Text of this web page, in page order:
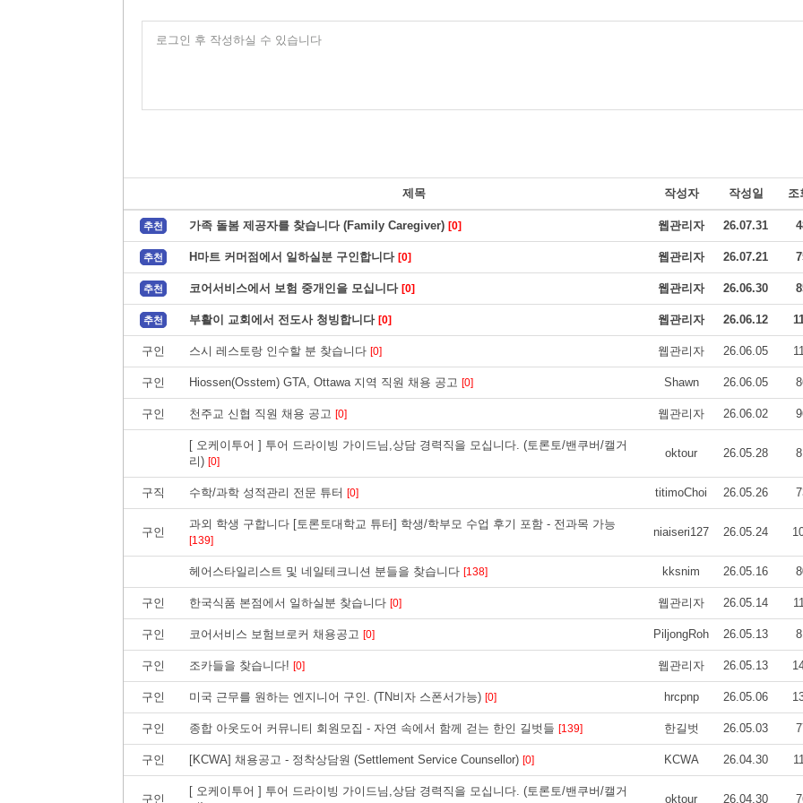
로그인 후 작성하실 수 있습니다
제목 작성자 작성일 조
추천 가족 돌봄 제공자를 찾습니다 (Family Caregiver) [0] 웹관리자 26.07.31
추천 H마트 커머점에서 일하실분 구인합니다 [0] 웹관리자 26.07.21
추천 코어서비스에서 보험 중개인을 모십니다 [0] 웹관리자 26.06.30
추천 부활이 교회에서 전도사 청빙합니다 [0] 웹관리자 26.06.12
구인 스시 레스토랑 인수할 분 찾습니다 [0] 웹관리자 26.06.05
구인 Hiossen(Osstem) GTA, Ottawa 지역 직원 채용 공고 [0] Shawn 26.06.05
구인 천주교 신협 직원 채용 공고 [0] 웹관리자 26.06.02
[ 오케이투어 ] 투어 드라이빙 가이드님,상담 경력직을 모십니다. (토론토/밴쿠버/캘거
리) [0]
oktour 26.05.28
구직 수학/과학 성적관리 전문 튜터 [0] titimoChoi 26.05.26
구인
과외 학생 구합니다 [토론토대학교 튜터] 학생/학부모 수업 후기 포함 - 전과목 가능
[139]
niaiseri127 26.05.24
헤어스타일리스트 및 네일테크니션 분들을 찾습니다 [138] kksnim 26.05.16
구인 한국식품 본점에서 일하실분 찾습니다 [0] 웹관리자 26.05.14
구인 코어서비스 보험브로커 채용공고 [0] PiljongRoh 26.05.13
구인 조카들을 찾습니다! [0] 웹관리자 26.05.13
구인 미국 근무를 원하는 엔지니어 구인. (TN비자 스폰서가능) [0] hrcpnp 26.05.06
구인 종합 아웃도어 커뮤니티 회원모집 - 자연 속에서 함께 걷는 한인 길벗들 [139] 한길벗 26.05.03
구인 [KCWA] 채용공고 - 정착상담원 (Settlement Service Counsellor) [0] KCWA 26.04.30
구인
[ 오케이투어 ] 투어 드라이빙 가이드님,상담 경력직을 모십니다. (토론토/밴쿠버/캘거
oktour 26.04.30